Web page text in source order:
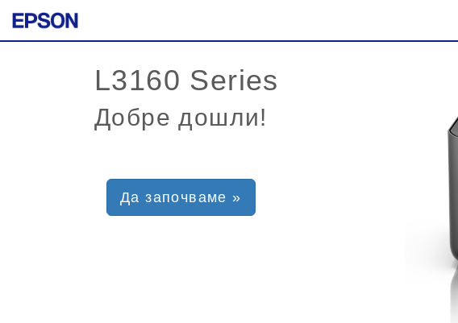
Добре дошли!
Да започваме »